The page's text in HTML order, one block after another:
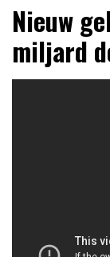
Nieuw
miljard